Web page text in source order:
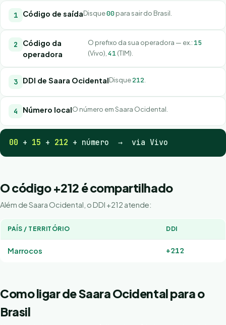
Código de saídaDisque00para sair do Brasil.
Código da
operadora
O prefixo da sua operadora — ex.: 15
(Vivo), 41 (TIM).
DDI de Saara OcidentalDisque212
Número localO número em Saara Ocidental.
00 + 15 + 212 + número → via Vivo
O código +212 é compartilhado
Além de Saara Ocidental, o DDI +212 atende:
PAÍS / TERRITÓRIO DDI
Marrocos +212
Como ligar de Saara Ocidental para o
Brasil